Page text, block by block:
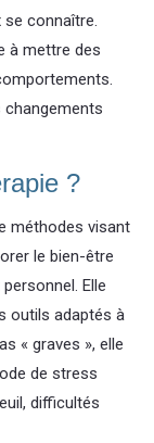
connaître.
à mettre des
changements
?
méthodes visant
le bien-être
Elle
outils adaptés à
« graves », elle
de stress
difficultés